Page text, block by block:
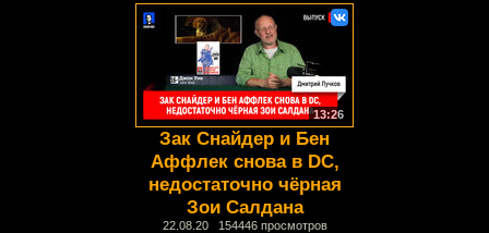
13:26
Зак Снайдер и Бен
Аффлек снова в DC,
недостаточно чёрная
Зои Салдана
22.08.20 154446 просмотров